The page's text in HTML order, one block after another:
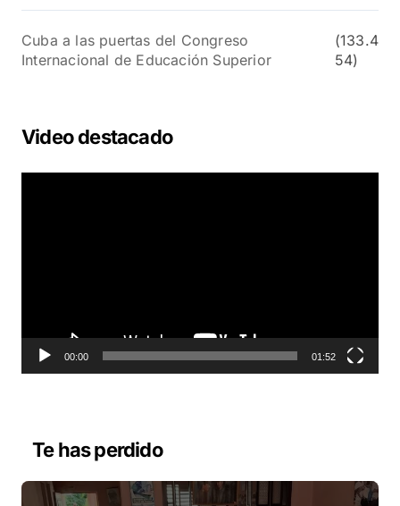
Cuba a las puertas del Congreso
Internacional de Educación Superior
(133.4
54)
Video destacado
t
r
d
00:00 01:52
Te has perdido